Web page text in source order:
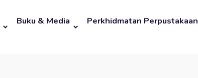
Buku & Media Perkhidmatan Perpustakaan